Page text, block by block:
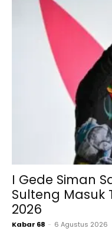
I Gede Siman
Sulteng Masuk
2026
Kabar 68 - 6 Agustus 2026